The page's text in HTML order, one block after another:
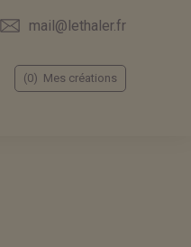
mail@lethaler.fr
(0) Mes créations